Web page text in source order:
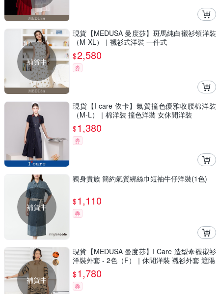
補貨中
現貨【MEDUSA 曼度莎】斑馬純白襯衫領洋裝
（M-XL）｜襯衫式洋裝 一件式
$2,580
券
現貨【I care 依卡】氣質撞色優雅收腰棉洋裝
（M-L）｜棉洋裝 撞色洋裝 女休閒洋裝
$1,380
券
補貨中
獨身貴族 簡約氣質綁絲巾短袖牛仔洋裝(1色)
$1,110
券
補貨中
現貨【MEDUSA 曼度莎】I Care 造型傘襬襯衫
洋裝外套 - 2色（F）｜休閒洋裝 襯衫外套 遮陽
$1,780
券